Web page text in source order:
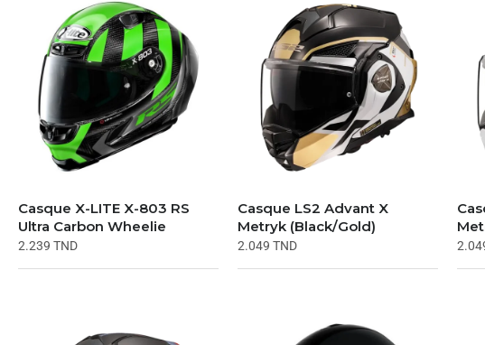
Casque X-LITE X-803 RS
Ultra Carbon Wheelie
2.239 TND
Casque LS2 Advant X
Metryk (Black/Gold)
2.049 TND